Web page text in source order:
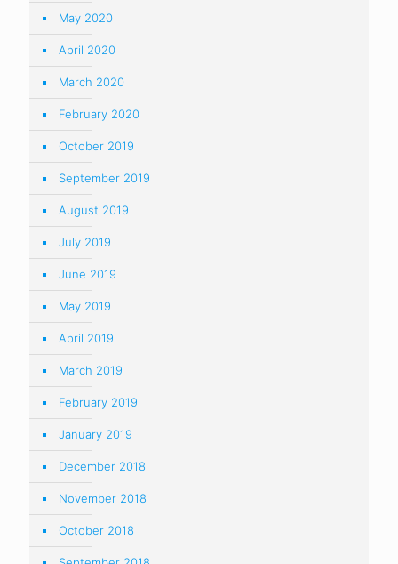
May 2020
April 2020
March 2020
February 2020
October 2019
September 2019
August 2019
July 2019
June 2019
May 2019
April 2019
March 2019
February 2019
January 2019
December 2018
November 2018
October 2018